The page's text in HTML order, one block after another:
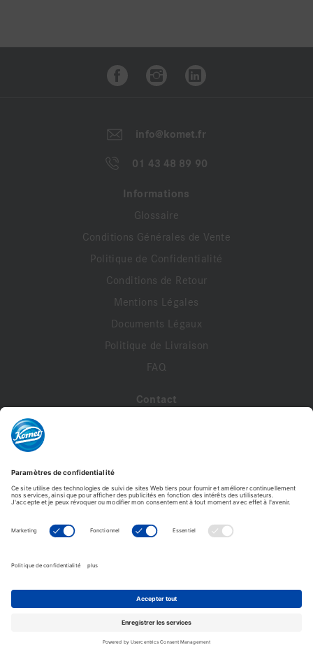
info@komet.fr
01 43 48 89 90
Informations
Glossaire
Conditions Générales de Vente
Politique de Confidentialité
Conditions de Retour
Mentions Légales
Documents Légaux
Politique de Livraison
FAQ
Contact
Profil de compte
Commandes
Komet France - Copyright © 2026 - Tous droits réservés -
Reproduction interdite. © Photos non contractuelles.